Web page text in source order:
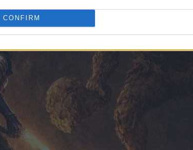
CONFIRM